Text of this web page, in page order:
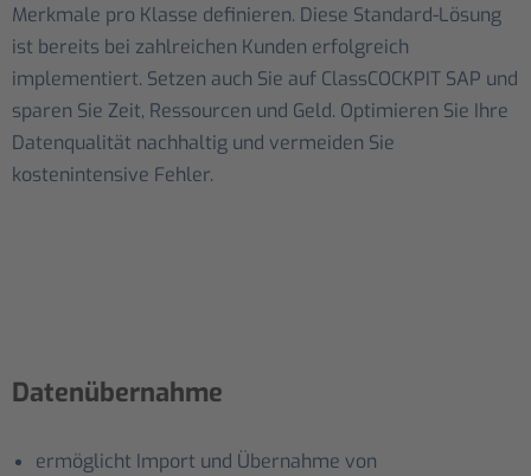
Merkmale pro Klasse definieren. Diese Standard-Lösung
ist bereits bei zahlreichen Kunden erfolgreich
implementiert. Setzen auch Sie auf ClassCOCKPIT SAP und
sparen Sie Zeit, Ressourcen und Geld. Optimieren Sie Ihre
Datenqualität nachhaltig und vermeiden Sie
kostenintensive Fehler.
Datenübernahme
ermöglicht Import und Übernahme von